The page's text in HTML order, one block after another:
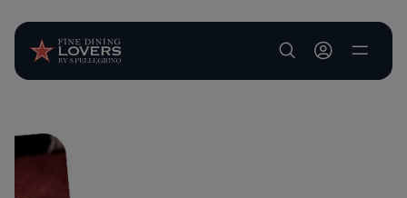
User account